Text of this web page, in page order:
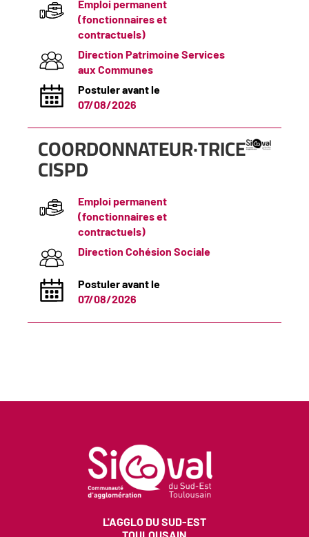
Emploi permanent
(fonctionnaires et
contractuels)
Direction Patrimoine Services
aux Communes
Postuler avant le
07/08/2026
COORDONNATEUR·TRICE
CISPD
(Nouvelle
fenêtre)
Emploi permanent
(fonctionnaires et
contractuels)
Direction Cohésion Sociale
Postuler avant le
07/08/2026
L'AGGLO DU SUD-EST